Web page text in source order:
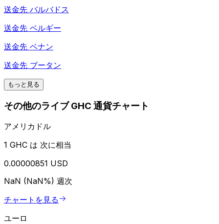
送金先 バルバドス
送金先 ベルギー
送金先 ベナン
送金先 ブータン
もっと見る
その他のライブ GHC 通貨チャート
アメリカドル
1 GHC は 次に相当
0.00000851 USD
NaN (NaN%) 週次
チャートを見る
ユーロ